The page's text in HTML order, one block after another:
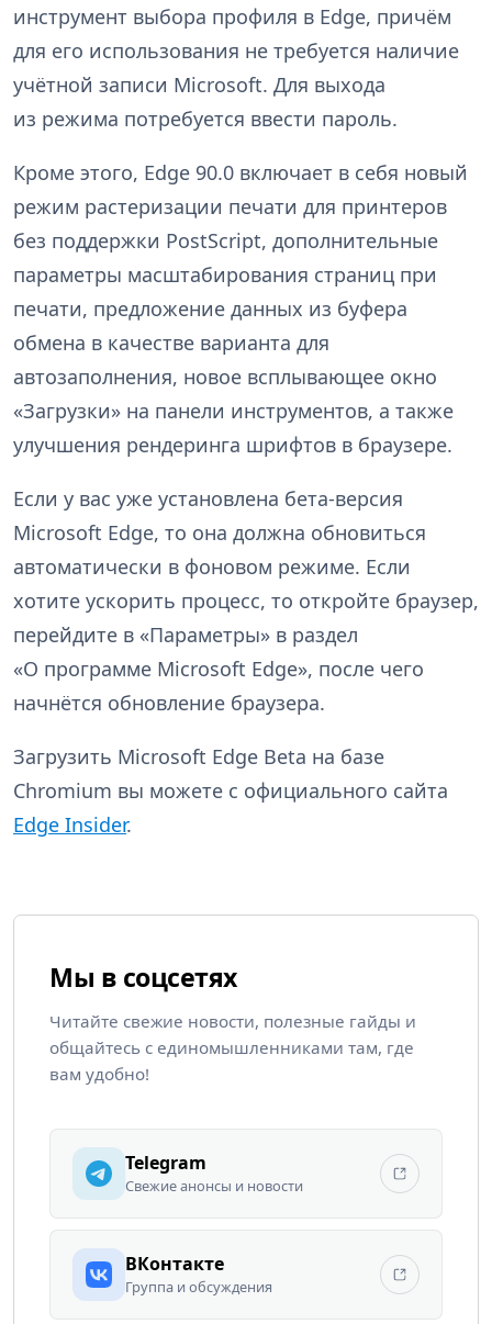
инструмент выбора профиля в Edge, причём
для его использования не требуется наличие
учётной записи Microsoft. Для выхода
из режима потребуется ввести пароль.
Кроме этого, Edge 90.0 включает в себя новый
режим растеризации печати для принтеров
без поддержки PostScript, дополнительные
параметры масштабирования страниц при
печати, предложение данных из буфера
обмена в качестве варианта для
автозаполнения, новое всплывающее окно
«Загрузки» на панели инструментов, а также
улучшения рендеринга шрифтов в браузере.
Если у вас уже установлена бета-версия
Microsoft Edge, то она должна обновиться
автоматически в фоновом режиме. Если
хотите ускорить процесс, то откройте браузер,
перейдите в «Параметры» в раздел
«О программе Microsoft Edge», после чего
начнётся обновление браузера.
Загрузить Microsoft Edge Beta на базе
Chromium вы можете с официального сайта
Edge Insider.
Мы в соцсетях
Читайте свежие новости, полезные гайды и
общайтесь с единомышленниками там, где
вам удобно!
Telegram
Свежие анонсы и новости
ВКонтакте
Группа и обсуждения